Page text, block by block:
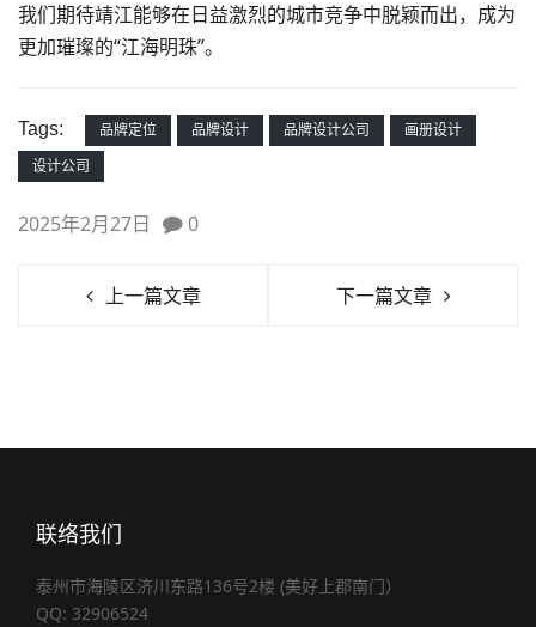
我们期待靖江能够在日益激烈的城市竞争中脱颖而出，成为
更加璀璨的“江海明珠”。
Tags: 品牌定位 品牌设计 品牌设计公司
画册设计
设计公司
2025年2月27日 0
上一篇文章 下一篇文章
联络我们
泰州市海陵区济川东路136号2楼 (美好上郡南门）
QQ: 32906524